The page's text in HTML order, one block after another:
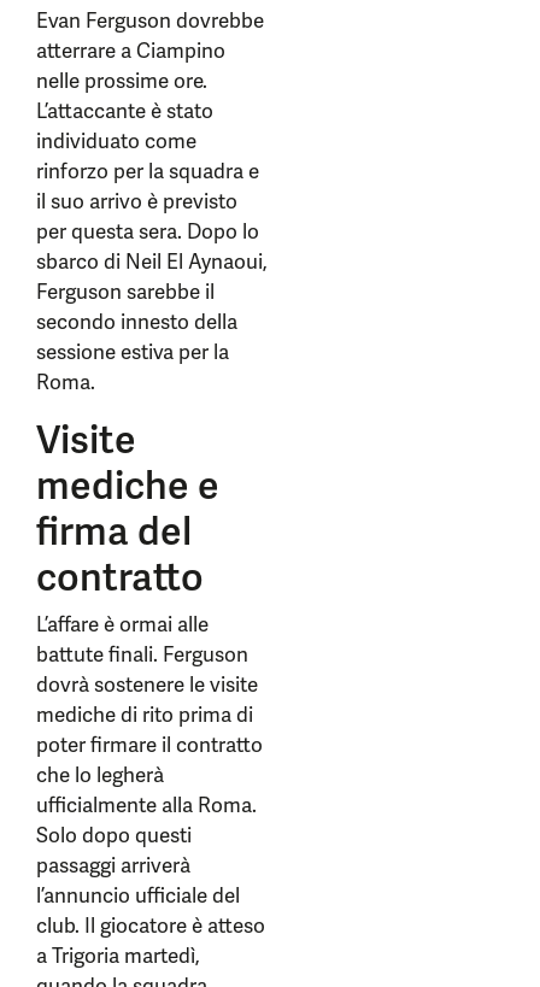
Evan Ferguson dovrebbe
atterrare a Ciampino
nelle prossime ore.
L’attaccante è stato
individuato come
rinforzo per la squadra e
il suo arrivo è previsto
per questa sera. Dopo lo
sbarco di Neil El Aynaoui,
Ferguson sarebbe il
secondo innesto della
sessione estiva per la
Roma.
Visite
mediche e
firma del
contratto
L’affare è ormai alle
battute finali. Ferguson
dovrà sostenere le visite
mediche di rito prima di
poter firmare il contratto
che lo legherà
ufficialmente alla Roma.
Solo dopo questi
passaggi arriverà
l’annuncio ufficiale del
club. Il giocatore è atteso
a Trigoria martedì,